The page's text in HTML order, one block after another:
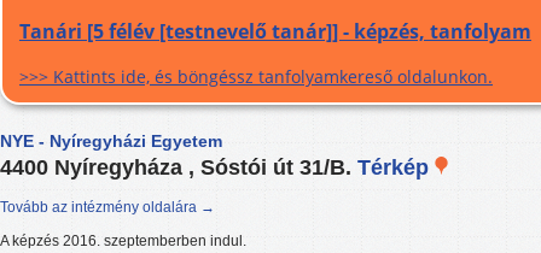
Tanári [5 félév [testnevelő tanár]] - képzés, tanfolyam
>>> Kattints ide, és böngéssz tanfolyamkereső oldalunkon.
NYE - Nyíregyházi Egyetem
4400 Nyíregyháza , Sóstói út 31/B. Térkép
Tovább az intézmény oldalára →
A képzés 2016. szeptemberben indul.